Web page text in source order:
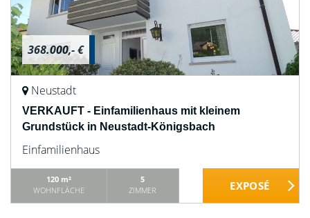
368.000,- €
Neustadt
VERKAUFT - Einfamilienhaus mit kleinem
Grundstück in Neustadt-Königsbach
Einfamilienhaus
120 m²
WOHNFLÄCHE
5
ZIMMER